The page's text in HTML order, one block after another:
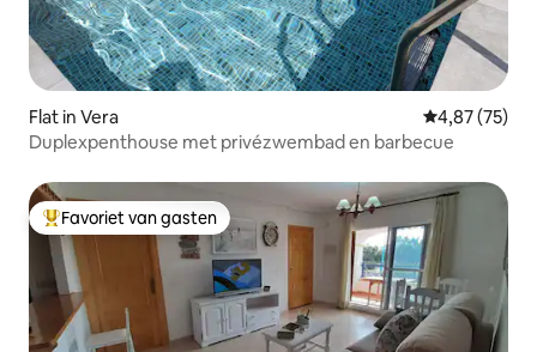
Flat in Vera Gemiddelde
4,87 (75)
Duplexpenthouse met privézwembad en barbecue
Topfavoriet van gasten
Favoriet van gasten